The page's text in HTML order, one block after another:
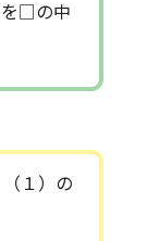
を□の中
１）の